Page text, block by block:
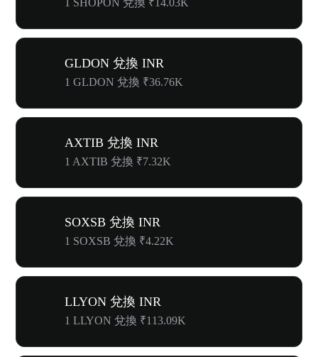
GLDON 兌換 INR
1 GLDON 兌換 ₹36.76K
AXTIB 兌換 INR
1 AXTIB 兌換 ₹7.32K
SOXSB 兌換 INR
1 SOXSB 兌換 ₹4.22K
LLYON 兌換 INR
1 LLYON 兌換 ₹113.09K